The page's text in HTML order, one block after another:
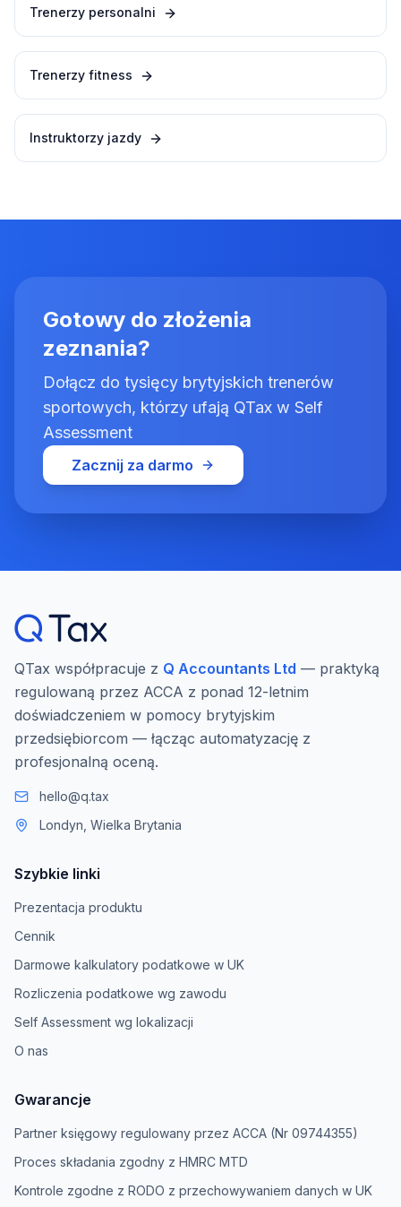
Trenerzy personalni
Trenerzy fitness
Instruktorzy jazdy
Gotowy do złożenia
zeznania?
Dołącz do tysięcy brytyjskich trenerów
sportowych, którzy ufają QTax w Self
Assessment
Zacznij za darmo
QTax współpracuje z Q Accountants Ltd — praktyką
regulowaną przez ACCA z ponad 12-letnim
doświadczeniem w pomocy brytyjskim
przedsiębiorcom — łącząc automatyzację z
profesjonalną oceną.
hello@q.tax
Londyn, Wielka Brytania
Szybkie linki
Prezentacja produktu
Cennik
Darmowe kalkulatory podatkowe w UK
Rozliczenia podatkowe wg zawodu
Self Assessment wg lokalizacji
O nas
Gwarancje
Partner księgowy regulowany przez ACCA (Nr 09744355)
Proces składania zgodny z HMRC MTD
Kontrole zgodne z RODO z przechowywaniem danych w UK